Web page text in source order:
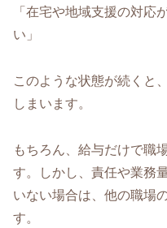
「在宅や地域支援の対応
い」
このような状態が続くと
しまいます。
もちろん、給与だけで職
す。しかし、責任や業務
いない場合は、他の職場
す。